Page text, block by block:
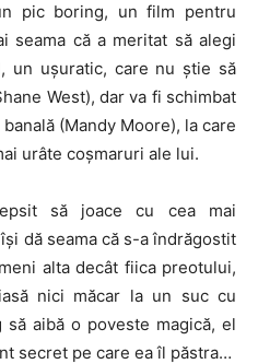
pic boring, un film pentru
seama că a meritat să alegi
un uşuratic, care nu ştie să
West), dar va fi schimbat
(Mandy Moore), la care
urâte coşmaruri ale lui.
să joace cu cea mai
dă seama că s-a îndrăgostit
alta decât fiica preotului,
nici măcar la un suc cu
aibă o poveste magică, el
secret pe care ea îl păstra…